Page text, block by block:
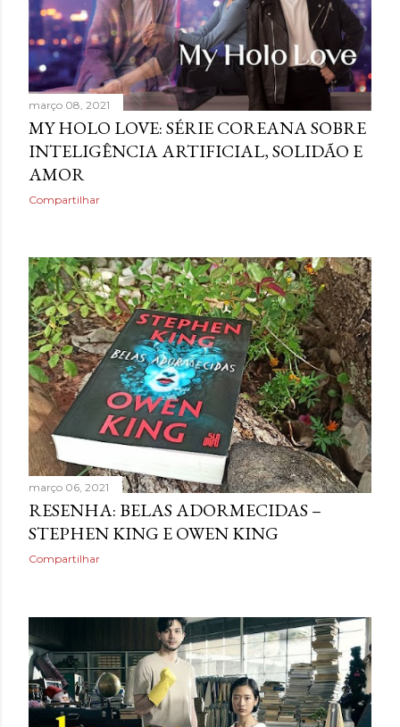
março 08, 2021
MY HOLO LOVE: SÉRIE COREANA SOBRE
INTELIGÊNCIA ARTIFICIAL, SOLIDÃO E
AMOR
Compartilhar
março 06, 2021
RESENHA: BELAS ADORMECIDAS –
STEPHEN KING E OWEN KING
Compartilhar